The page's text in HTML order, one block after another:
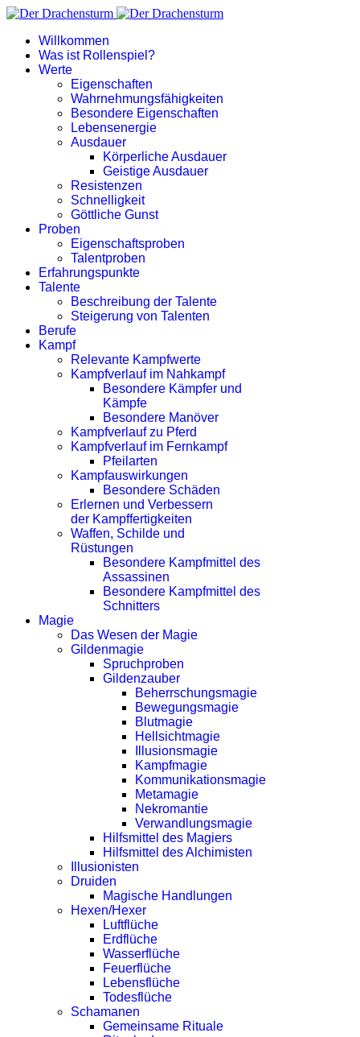
Willkommen
Was ist Rollenspiel?
Werte
Eigenschaften
Wahrnehmungsfähigkeiten
Besondere Eigenschaften
Lebensenergie
Ausdauer
Körperliche Ausdauer
Geistige Ausdauer
Resistenzen
Schnelligkeit
Göttliche Gunst
Proben
Eigenschaftsproben
Talentproben
Erfahrungspunkte
Talente
Beschreibung der Talente
Steigerung von Talenten
Berufe
Kampf
Relevante Kampfwerte
Kampfverlauf im Nahkampf
Besondere Kämpfer und
Kämpfe
Besondere Manöver
Kampfverlauf zu Pferd
Kampfverlauf im Fernkampf
Pfeilarten
Kampfauswirkungen
Besondere Schäden
Erlernen und Verbessern
der Kampffertigkeiten
Waffen, Schilde und
Rüstungen
Besondere Kampfmittel des
Assassinen
Besondere Kampfmittel des
Schnitters
Magie
Das Wesen der Magie
Gildenmagie
Spruchproben
Gildenzauber
Beherrschungsmagie
Bewegungsmagie
Blutmagie
Hellsichtmagie
Illusionsmagie
Kampfmagie
Kommunikationsmagie
Metamagie
Nekromantie
Verwandlungsmagie
Hilfsmittel des Magiers
Hilfsmittel des Alchimisten
Illusionisten
Druiden
Magische Handlungen
Hexen/Hexer
Luftflüche
Erdflüche
Wasserflüche
Feuerflüche
Lebensflüche
Todesflüche
Schamanen
Gemeinsame Rituale